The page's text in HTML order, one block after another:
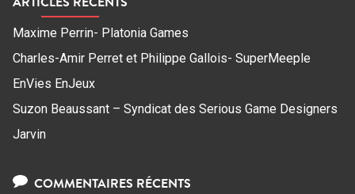
Maxime Perrin- Platonia Games
Charles-Amir Perret et Philippe Gallois- SuperMeeple
EnVies EnJeux
Suzon Beaussant – Syndicat des Serious Game Designers
Jarvin
COMMENTAIRES RÉCENTS